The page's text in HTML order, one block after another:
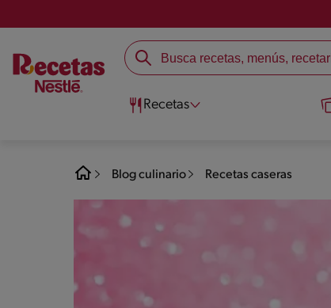
Recetas
Blog culinario Recetas caseras